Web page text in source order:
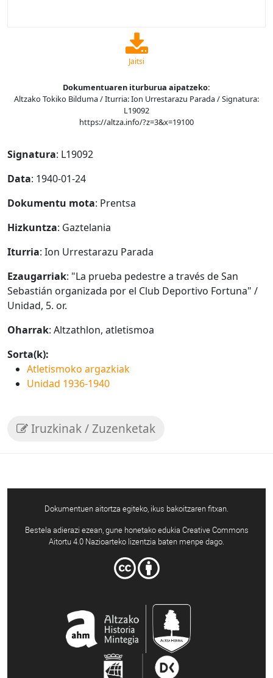
Jaitsi
Dokumentuaren iturburua aipatzeko:
Altzako Tokiko Bilduma / Iturria: Ion Urrestarazu Parada / Signatura:
L19092
https://altza.info/?z=3&x=19100
Signatura: L19092
Data: 1940-01-24
Dokumentu mota: Prentsa
Hizkuntza: Gaztelania
Iturria: Ion Urrestarazu Parada
Ezaugarriak: "La prueba pedestre a través de San
Sebastián organizada por el Club Deportivo Fortuna" /
Unidad, 5. or.
Oharrak: Altzathlon, atletismoa
Sorta(k):
Atletismoko argazkiak
Unidad 1936-1940
Iruzkinak / Zuzenketak
Dokumentuen aitortza egiteko, ikus bakoitzaren fitxan.
Bestela adierazi ezean, gune honetako edukia Creative Commons
Aitortu 4.0 Nazioarteko lizentzia baten menpe dago.